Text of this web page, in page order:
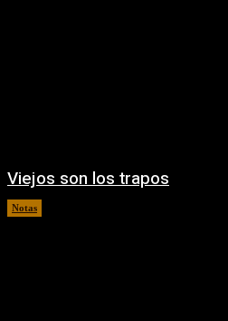
Viejos son los trapos
Notas